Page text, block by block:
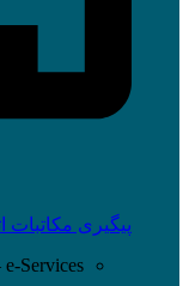
پیگیری مکاتبات
Services